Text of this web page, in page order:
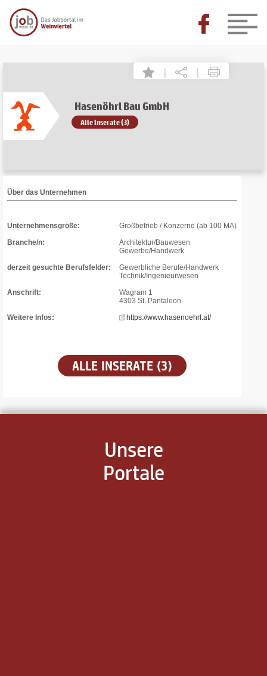
| |
Hasenöhrl Bau GmbH
Alle Inserate (3)
Über das Unternehmen
Unternehmensgröße:
Großbetrieb / Konzerne (ab 100 MA)
Branche/n:
Architektur/Bauwesen
Gewerbe/Handwerk
derzeit gesuchte Berufsfelder:
Gewerbliche Berufe/Handwerk
Technik/Ingenieurwesen
Anschrift:
Wagram 1
4303 St. Pantaleon
Weitere Infos:
https://www.hasenoehrl.at/
ALLE INSERATE (3)
Unsere
Portale